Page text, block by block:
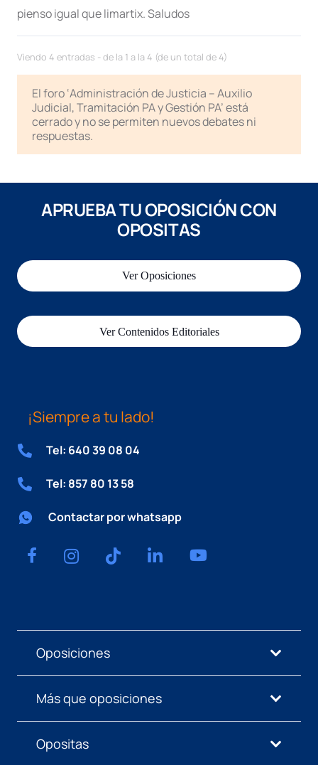
pienso igual que limartix. Saludos
Viendo 4 entradas - de la 1 a la 4 (de un total de 4)
El foro ‘Administración de Justicia – Auxilio
Judicial, Tramitación PA y Gestión PA’ está
cerrado y no se permiten nuevos debates ni
respuestas.
APRUEBA TU OPOSICIÓN CON
OPOSITAS
Ver Oposiciones
Ver Contenidos Editoriales
¡Siempre a tu lado!
Tel: 640 39 08 04
Tel: 857 80 13 58
Contactar por whatsapp
Oposiciones
Más que oposiciones
Opositas